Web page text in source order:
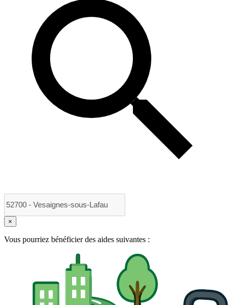
×
Vous pourriez bénéficier des aides suivantes :